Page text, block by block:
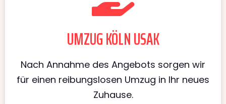
UMZUG KÖLN USAK
Nach Annahme des Angebots sorgen wir
für einen reibungslosen Umzug in Ihr neues
Zuhause.